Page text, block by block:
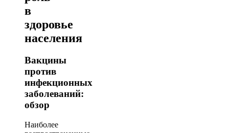
в
здоровье
населения
Вакцины
против
инфекционных
заболеваний:
обзор
Наиболее